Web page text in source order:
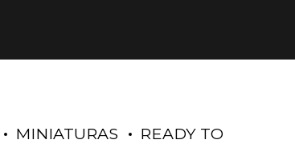
MINIATURAS
READY TO